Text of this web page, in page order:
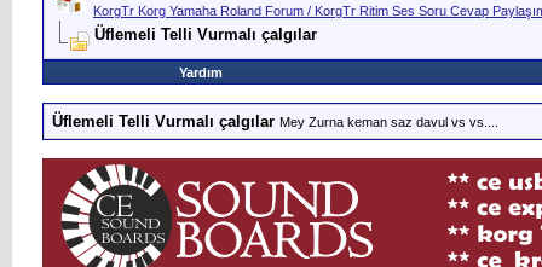
KorgTr Korg Yamaha Roland Forum / KorgTr Ritim Ses Soru Cevap
Üflemeli Telli Vurmalı çalgılar
Yardım
Üflemeli Telli Vurmalı çalgılar Mey Zurna keman saz davul vs vs....